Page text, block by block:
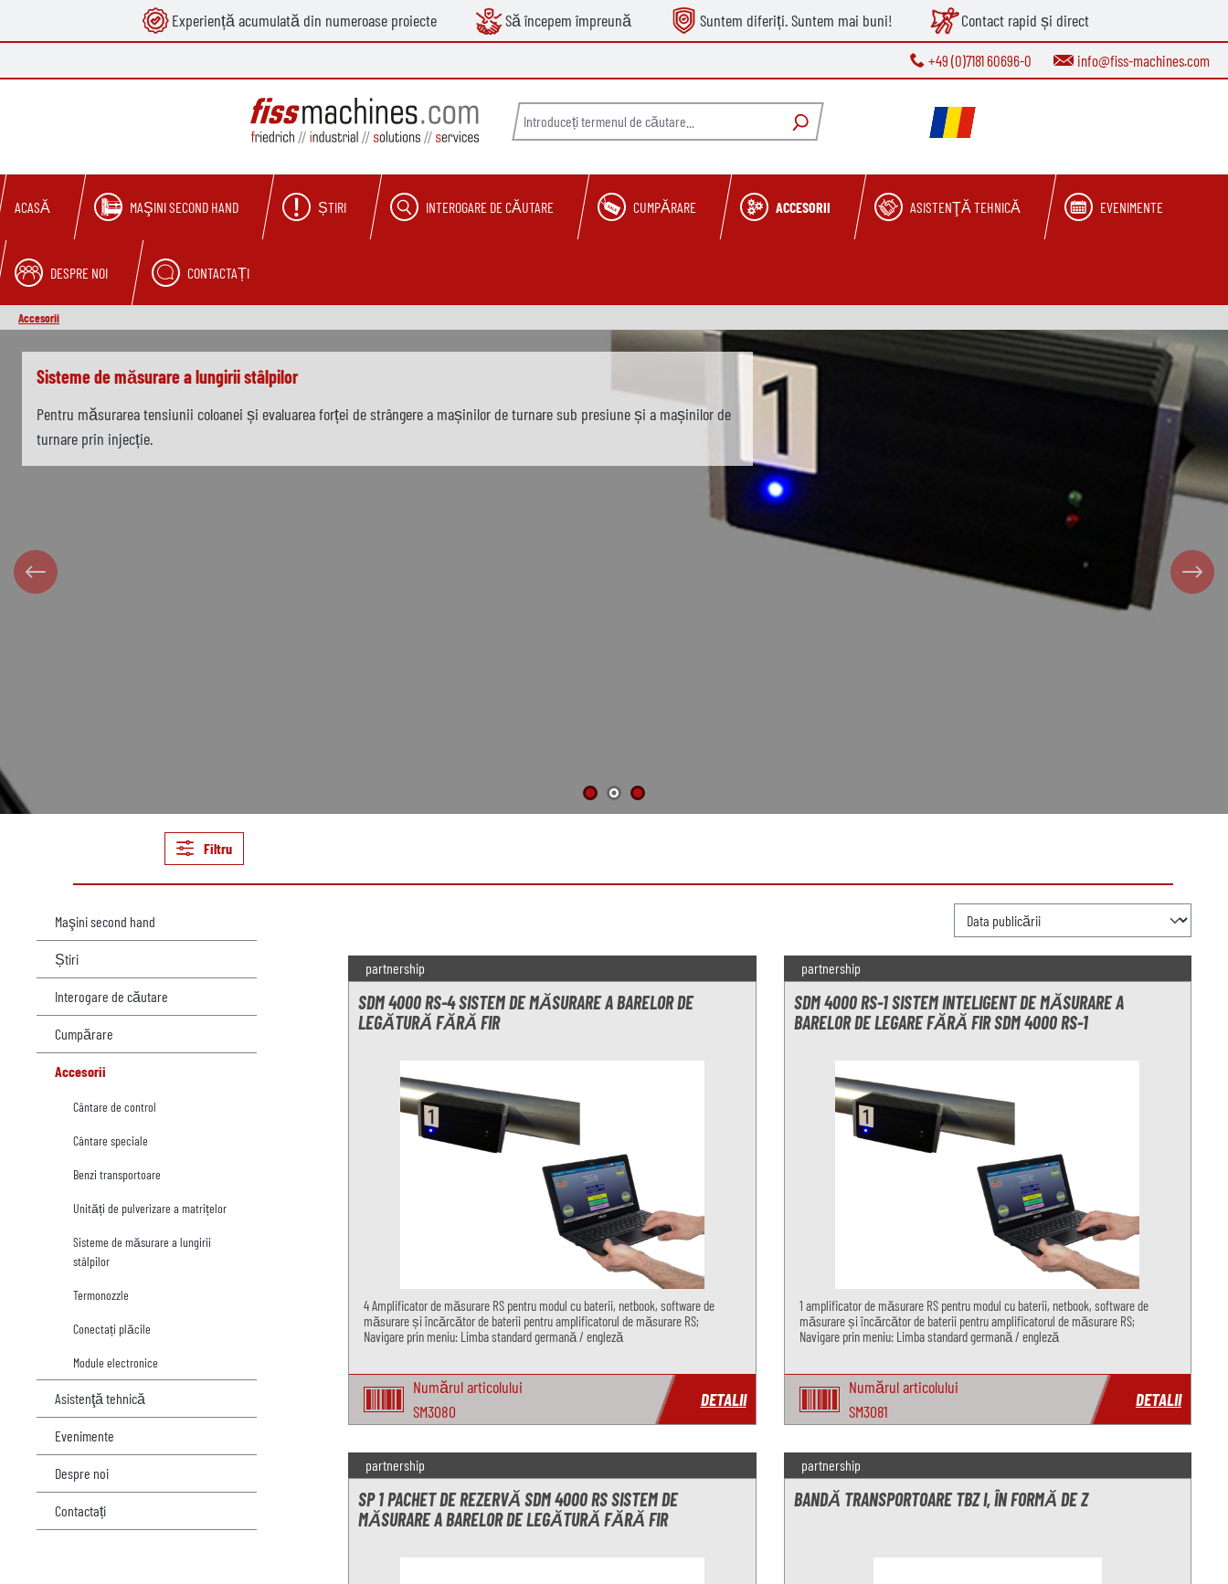
Sari la navigarea principalăExperiență acumulată din numeroase proiecte Să începem împreună Suntem diferiți. Suntem mai buni! Contact rapid și direct
+49 (0)7181 60696-0 info@fiss-machines.com
ACASĂ MAŞINI SECOND HAND ȘTIRI INTEROGARE DE CĂUTARE CUMPĂRARE ACCESORII ASISTENŢĂ TEHNICĂ EVENIMENTE
DESPRE NOI CONTACTAȚI
Accesorii
Sisteme de măsurare a lungirii stâlpilor
Pentru măsurarea tensiunii coloanei și evaluarea forței de strângere a mașinilor de turnare sub presiune și a mașinilor de
turnare prin injecție.
Filtru
Maşini second hand
Știri
Interogare de căutare
Cumpărare
Accesorii
Cântare de control
Cântare speciale
Benzi transportoare
Unități de pulverizare a matrițelor
Sisteme de măsurare a lungirii
stâlpilor
Termonozzle
Conectați plăcile
Module electronice
Asistenţă tehnică
Evenimente
Despre noi
Contactați
partnership
SDM 4000 RS-4 SISTEM DE MĂSURARE A BARELOR DE
LEGĂTURĂ FĂRĂ FIR
4 Amplificator de măsurare RS pentru modul cu baterii, netbook, software de
măsurare și încărcător de baterii pentru amplificatorul de măsurare RS;
Navigare prin meniu: Limba standard germană / engleză
Numărul articolului
SM3080
DETALII
partnership
SDM 4000 RS-1 SISTEM INTELIGENT DE MĂSURARE A
BARELOR DE LEGARE FĂRĂ FIR SDM 4000 RS-1
1 amplificator de măsurare RS pentru modul cu baterii, netbook, software de
măsurare și încărcător de baterii pentru amplificatorul de măsurare RS;
Navigare prin meniu: Limba standard germană / engleză
Numărul articolului
SM3081
DETALII
partnership
SP 1 PACHET DE REZERVĂ SDM 4000 RS SISTEM DE
MĂSURARE A BARELOR DE LEGĂTURĂ FĂRĂ FIR
partnership
BANDĂ TRANSPORTOARE TBZ I, ÎN FORMĂ DE Z